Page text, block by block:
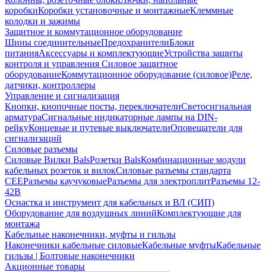
коробкиКоробки установочные и монтажныеКлеммные
колодки и зажимы
Защитное и коммутационное оборудование
Шины соединительныеПредохранителиБлоки
питанияАксессуары и комплектующиеУстройства защиты
контроля и управления Силовое защитное
оборудованиеКоммутационное оборудование (силовое)Реле,
датчики, контроллеры
Управление и сигнализация
Кнопки, кнопочные посты, переключателиСветосигнальная
арматураСигнальные индикаторные лампы на DIN-
рейкуКонцевые и путевые выключателиОповещатели для
сигнализаций
Силовые разъемы
Силовые Вилки BalsРозетки BalsКомбинационные модули
кабельных розеток и вилокСиловые разъемы стандарта
CEEРазъемы каучуковыеРазъемы для электроплитРазъемы 12-
42В
Оснастка и инструмент для кабельных и ВЛ (СИП)
Оборудование для воздушных линийКомплектующие для
монтажа
Кабельные наконечники, муфты и гильзы
Наконечники кабельные силовыеКабельные муфтыКабельные
гильзы | Болтовые наконечники
Акционные товары